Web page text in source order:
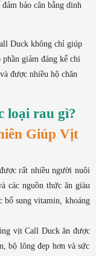
bảo cân bằng dinh
Duck không chỉ giúp
giảm đáng kể chi
được nhiều hộ chăn
loại rau gì?
Giúp Vịt
rất nhiều người nuôi
các nguồn thức ăn giàu
bổ sung vitamin, khoáng
vịt Call Duck ăn được
bộ lông đẹp hơn và sức